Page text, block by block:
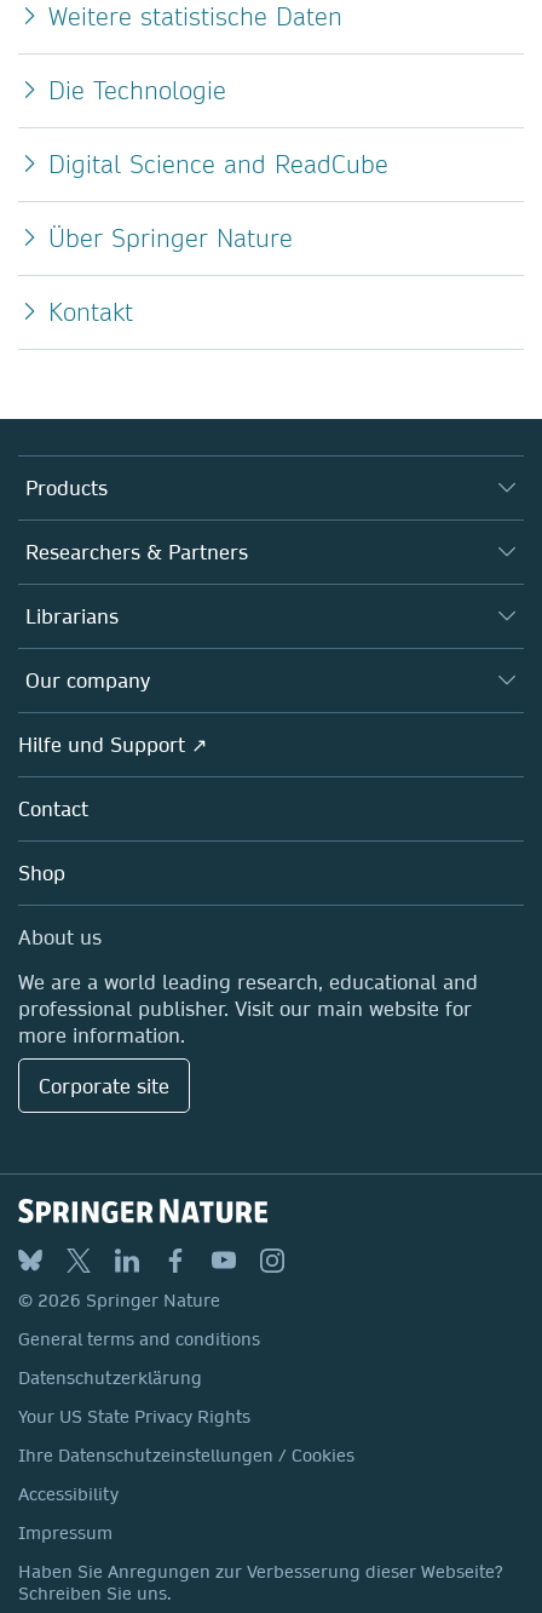
Weitere statistische Daten
Die Technologie
Digital Science and ReadCube
Über Springer Nature
Kontakt
Products
Journals
Books
Platforms
Researchers & Partners
Autor*innen
Editors
Open science
Policies
Librarians
Overview
Our company
Overview
About us
Careers
Media Centre
Locations & Contact
Hilfe und Support ↗
Contact
Shop
About us
We are a world leading research, educational and
professional publisher. Visit our main website for
more information.
Corporate site
© 2026 Springer Nature
General terms and conditions
Datenschutzerklärung
Your US State Privacy Rights
Ihre Datenschutzeinstellungen / Cookies
Accessibility
Impressum
Haben Sie Anregungen zur Verbesserung dieser Webseite?
Schreiben Sie uns.